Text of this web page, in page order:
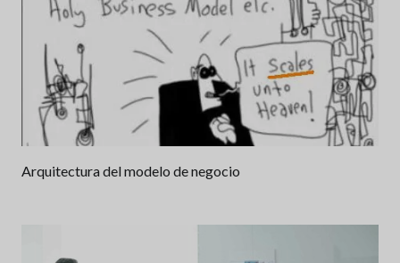
Arquitectura del modelo de negocio